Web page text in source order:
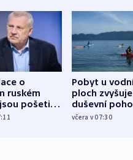
o
ruském
pošetilé,
Pobyt u
ploch zvyšuje
duševní
ukázala
včera v 07:30